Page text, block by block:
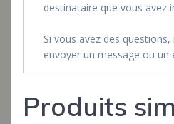
destinataire que vous avez
Si vous avez des
envoyer un message ou un
Produits